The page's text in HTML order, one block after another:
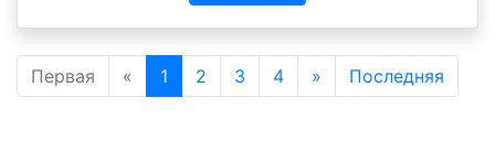
Первая « 1 2 3 4 » Последняя